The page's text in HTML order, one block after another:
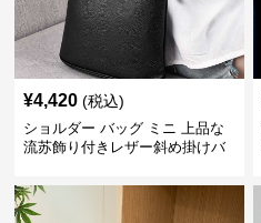
¥4,420 (税込)
ショルダー バッグ ミニ 上品な
流苏飾り付きレザー斜め掛けバ